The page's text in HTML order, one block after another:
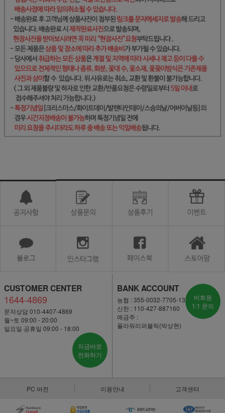
CUSTOMER CENTER
1644-4869
문자상담 010-4407-4869
월~토 09:00 - 20:00
일요일·공휴일 09:00 - 18:00
지금바로
전화하기
BANK ACCOUNT
농협 : 355-0032-7705-13
신한 : 110-427-887160
예금주 :
플라워리퍼블릭(박상현)
비회원
1:1 문의
PC 버전 이용안내 고객센터